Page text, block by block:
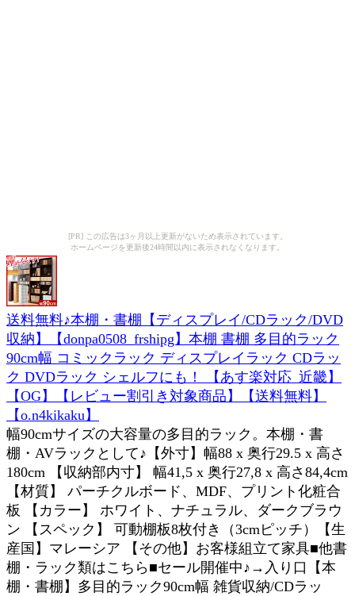
[PR] この広告は3ヶ月以上更新がないため表示されています。
ホームページを更新後24時間以内に表示されなくなります。
送料無料♪本棚・書棚【ディスプレイ/CDラック/DVD
収納】【donpa0508_frshipg】本棚 書棚 多目的ラック
90cm幅 コミックラック ディスプレイラック CDラッ
ク DVDラック シェルフにも！ 【あす楽対応_近畿】
【OG】【レビュー割引き対象商品】【送料無料】
【o.n4kikaku】
幅90cmサイズの大容量の多目的ラック。本棚・書
棚・AVラックとして♪【外寸】幅88 x 奥行29.5 x 高さ
180cm 【収納部内寸】 幅41,5 x 奥行27,8 x 高さ84,4cm
【材質】 パーチクルボード、MDF、プリント化粧合
板 【カラー】 ホワイト、ナチュラル、ダークブラウ
ン 【スペック】 可動棚板8枚付き（3cmピッチ）【生
産国】マレーシア 【その他】お客様組立て家具■他書
棚・ラック類はこちら■セール開催中♪→入り口【本
棚・書棚】多目的ラック90cm幅 雑貨収納/CDラッ